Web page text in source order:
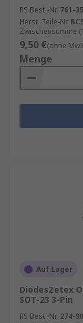
RS Best.-Nr. 761-
Herst. Teile-Nr.
Zwischensumme
9,50 €(ohne
Menge
Auf Lager
DiodesZetex
SOT-23 3-Pin
RS Best.-Nr. 274-